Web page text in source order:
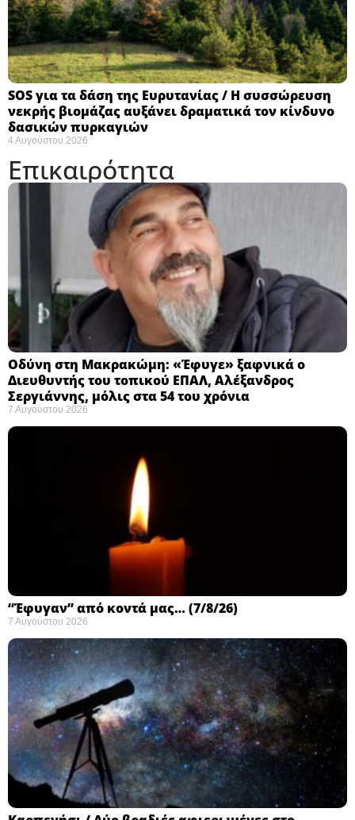
SOS για τα δάση της Ευρυτανίας / Η συσσώρευση
νεκρής βιομάζας αυξάνει δραματικά τον κίνδυνο
δασικών πυρκαγιών
4 Αυγούστου 2026
Επικαιρότητα
Οδύνη στη Μακρακώμη: «Έφυγε» ξαφνικά ο
Διευθυντής του τοπικού ΕΠΑΛ, Αλέξανδρος
Σεργιάννης, μόλις στα 54 του χρόνια
7 Αυγούστου 2026
“Έφυγαν” από κοντά μας… (7/8/26)
7 Αυγούστου 2026